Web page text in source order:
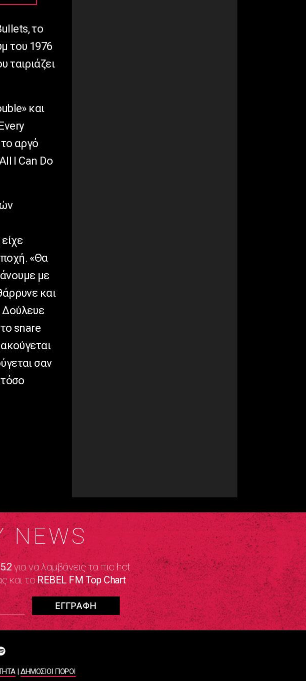
το
του 1976
ταιριάζει
και
αργό
I Can Do
«Θα
με
και
Δούλευε
snare
σαν
NEWS
για να λαμβάνεις τα πιο hot
και τοREBEL FM Top Chart
|ΔΗΜΟΣΙΟΙ ΠΟΡΟΙ